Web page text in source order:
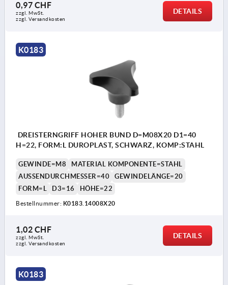
0,97 CHF
zzgl. MwSt.
zzgl. Versandkosten
DETAILS
K0183
DREISTERNGRIFF HOHER BUND D=M08X20 D1=40
H=22, FORM:L DUROPLAST, SCHWARZ, KOMP:STAHL
GEWINDE=M8
MATERIAL KOMPONENTE=STAHL
AUSSENDURCHMESSER=40
GEWINDELÄNGE=20
FORM=L
D3=16 HÖHE=22
Bestellnummer: K0183.14008X20
1,02 CHF
zzgl. MwSt.
zzgl. Versandkosten
DETAILS
K0183